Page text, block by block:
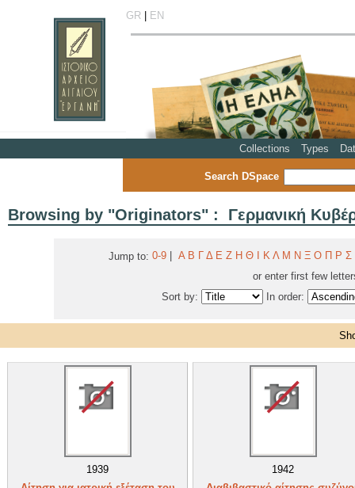
GR| EN
Collections Types
Search DSpace
Browsing by "Originators" : Γερμανική
Jump to: 0-9 Α Β Γ Δ Ε Ζ Η Θ Κ Λ Μ Ν Ξ Ο Π Ρ Σ
or enter first few
Sort by:
In order:
1939
1942